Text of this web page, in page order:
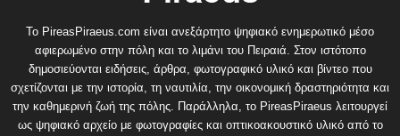
Το PireasPiraeus.com είναι ανεξάρτητο ψηφιακό ενημερωτικό μέσο
αφιερωμένο στην πόλη και το λιμάνι του Πειραιά. Στον ιστότοπο
δημοσιεύονται ειδήσεις, άρθρα, φωτογραφικό υλικό και βίντεο που
σχετίζονται με την ιστορία, τη ναυτιλία, την οικονομική δραστηριότητα και
την καθημερινή ζωή της πόλης. Παράλληλα, το PireasPiraeus λειτουργεί
ως ψηφιακό αρχείο με φωτογραφίες και οπτικοακουστικό υλικό από το